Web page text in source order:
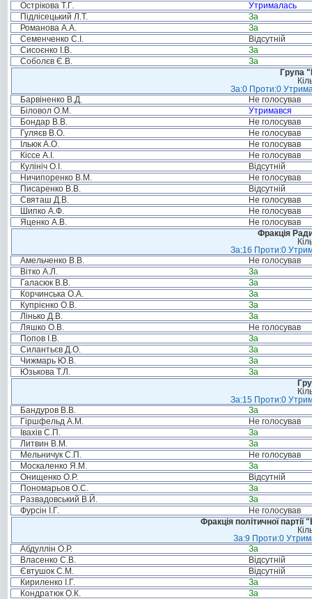
Острікова Т.Г.
Утрималась
Підлісецький Л.Т.
За
Романова А.А.
За
Семенченко С.І.
Відсутній
Сисоєнко І.В.
За
Соболєв Є.В.
За
Група
За:0 Проти:0
Барвіненко В.Д.
Не голосував
Біловол О.М.
Утримався
Бондар В.В.
Не голосував
Гуляєв В.О.
Не голосував
Ільюк А.О.
Не голосував
Кіссе А.І.
Не голосував
Кулініч О.І.
Відсутній
Ничипоренко В.М.
Не голосував
Писаренко В.В.
Відсутній
Святаш Д.В.
Не голосував
Шипко А.Ф.
Не голосував
Яценко А.В.
Не голосував
Фракція
За:16 Проти:0
Амельченко В.В.
Не голосував
Вітко А.Л.
За
Галасюк В.В.
За
Корчинська О.А.
За
Купрієнко О.В.
За
Лінько Д.В.
За
Ляшко О.В.
Не голосував
Попов І.В.
За
Силантьєв Д.О.
За
Чижмарь Ю.В.
За
Юзькова Т.Л.
За
За:15 Проти:0
Бандуров В.В.
За
Гіршфельд А.М.
Не голосував
Івахів С.П.
За
Литвин В.М.
За
Мельничук С.П.
Не голосував
Москаленко Я.М.
За
Онищенко О.Р.
Відсутній
Пономарьов О.С.
За
Развадовський В.Й.
За
Фурсін І.Г.
Не голосував
Фракція політичної
За:9 Проти:0
Абдуллін О.Р.
За
Власенко С.В.
Відсутній
Євтушок С.М.
Відсутній
Кириленко І.Г.
За
Кондратюк О.К.
За